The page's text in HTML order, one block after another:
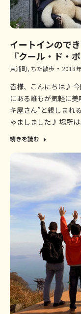
イートインので
『クール・ド・
東浦町, ちた散歩 2018
皆様、こんにちは♪
にある誰もが気軽に
キ屋さん”と親しまれ
ゃましました♪ 場所
続きを読む